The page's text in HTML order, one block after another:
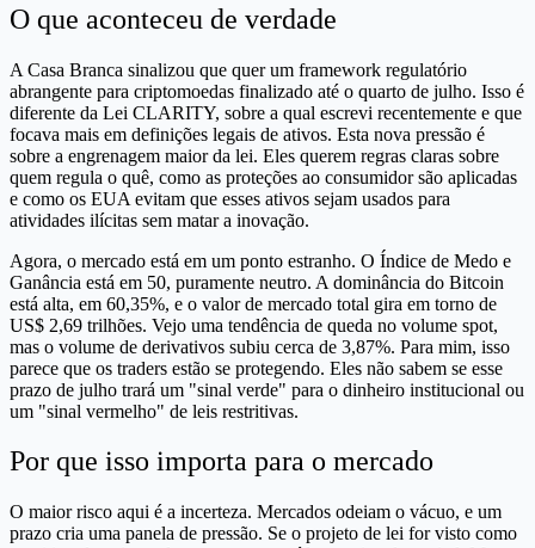
O que aconteceu de verdade
A Casa Branca sinalizou que quer um framework regulatório
abrangente para criptomoedas finalizado até o quarto de julho. Isso é
diferente da Lei CLARITY, sobre a qual escrevi recentemente e que
focava mais em definições legais de ativos. Esta nova pressão é
sobre a engrenagem maior da lei. Eles querem regras claras sobre
quem regula o quê, como as proteções ao consumidor são aplicadas
e como os EUA evitam que esses ativos sejam usados para
atividades ilícitas sem matar a inovação.
Agora, o mercado está em um ponto estranho. O Índice de Medo e
Ganância está em 50, puramente neutro. A dominância do Bitcoin
está alta, em 60,35%, e o valor de mercado total gira em torno de
US$ 2,69 trilhões. Vejo uma tendência de queda no volume spot,
mas o volume de derivativos subiu cerca de 3,87%. Para mim, isso
parece que os traders estão se protegendo. Eles não sabem se esse
prazo de julho trará um "sinal verde" para o dinheiro institucional ou
um "sinal vermelho" de leis restritivas.
Por que isso importa para o mercado
O maior risco aqui é a incerteza. Mercados odeiam o vácuo, e um
prazo cria uma panela de pressão. Se o projeto de lei for visto como